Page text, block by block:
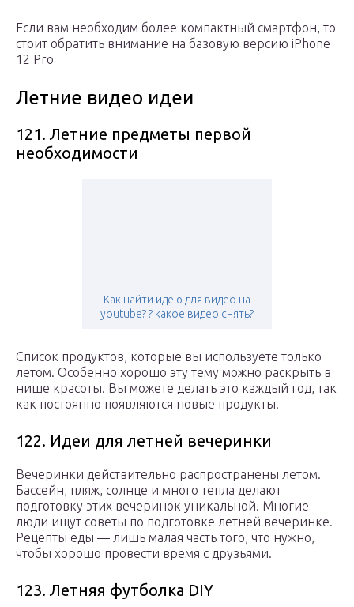
Если вам необходим более компактный смартфон, то
стоит обратить внимание на базовую версию iPhone
12 Pro
Летние видео идеи
121. Летние предметы первой
необходимости
Как найти идею для видео на
youtube? ? какое видео снять?
Список продуктов, которые вы используете только
летом. Особенно хорошо эту тему можно раскрыть в
нише красоты. Вы можете делать это каждый год, так
как постоянно появляются новые продукты.
122. Идеи для летней вечеринки
Вечеринки действительно распространены летом.
Бассейн, пляж, солнце и много тепла делают
подготовку этих вечеринок уникальной. Многие
люди ищут советы по подготовке летней вечеринке.
Рецепты еды — лишь малая часть того, что нужно,
чтобы хорошо провести время с друзьями.
123. Летняя футболка DIY